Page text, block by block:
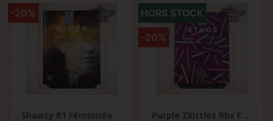
Shawty R1 Féminisée
-20%
Purple Zkittlez Rbx Féminisée
HORS STOCK
-20%